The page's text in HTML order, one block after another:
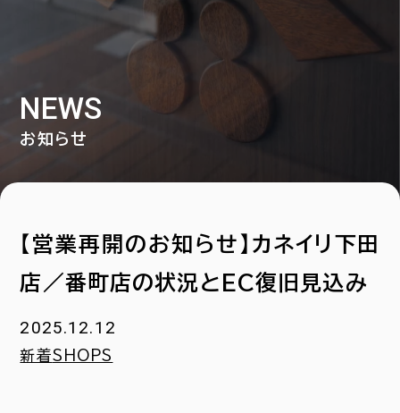
NEWS
お知らせ
【営業再開のお知らせ】カネイリ下田
店／番町店の状況とEC復旧見込み
2025.12.12
新着SHOPS